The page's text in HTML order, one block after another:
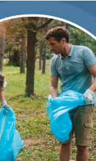
Utworzono przez W.S.ds.IT